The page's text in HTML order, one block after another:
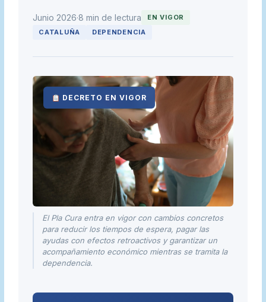
Junio 2026·8 min de lectura
EN VIGOR
CATALUÑA
DEPENDENCIA
DECRETO EN VIGOR
El Pla Cura entra en vigor con cambios concretos
para reducir los tiempos de espera, pagar las
ayudas con efectos retroactivos y garantizar un
acompañamiento económico mientras se tramita la
dependencia.